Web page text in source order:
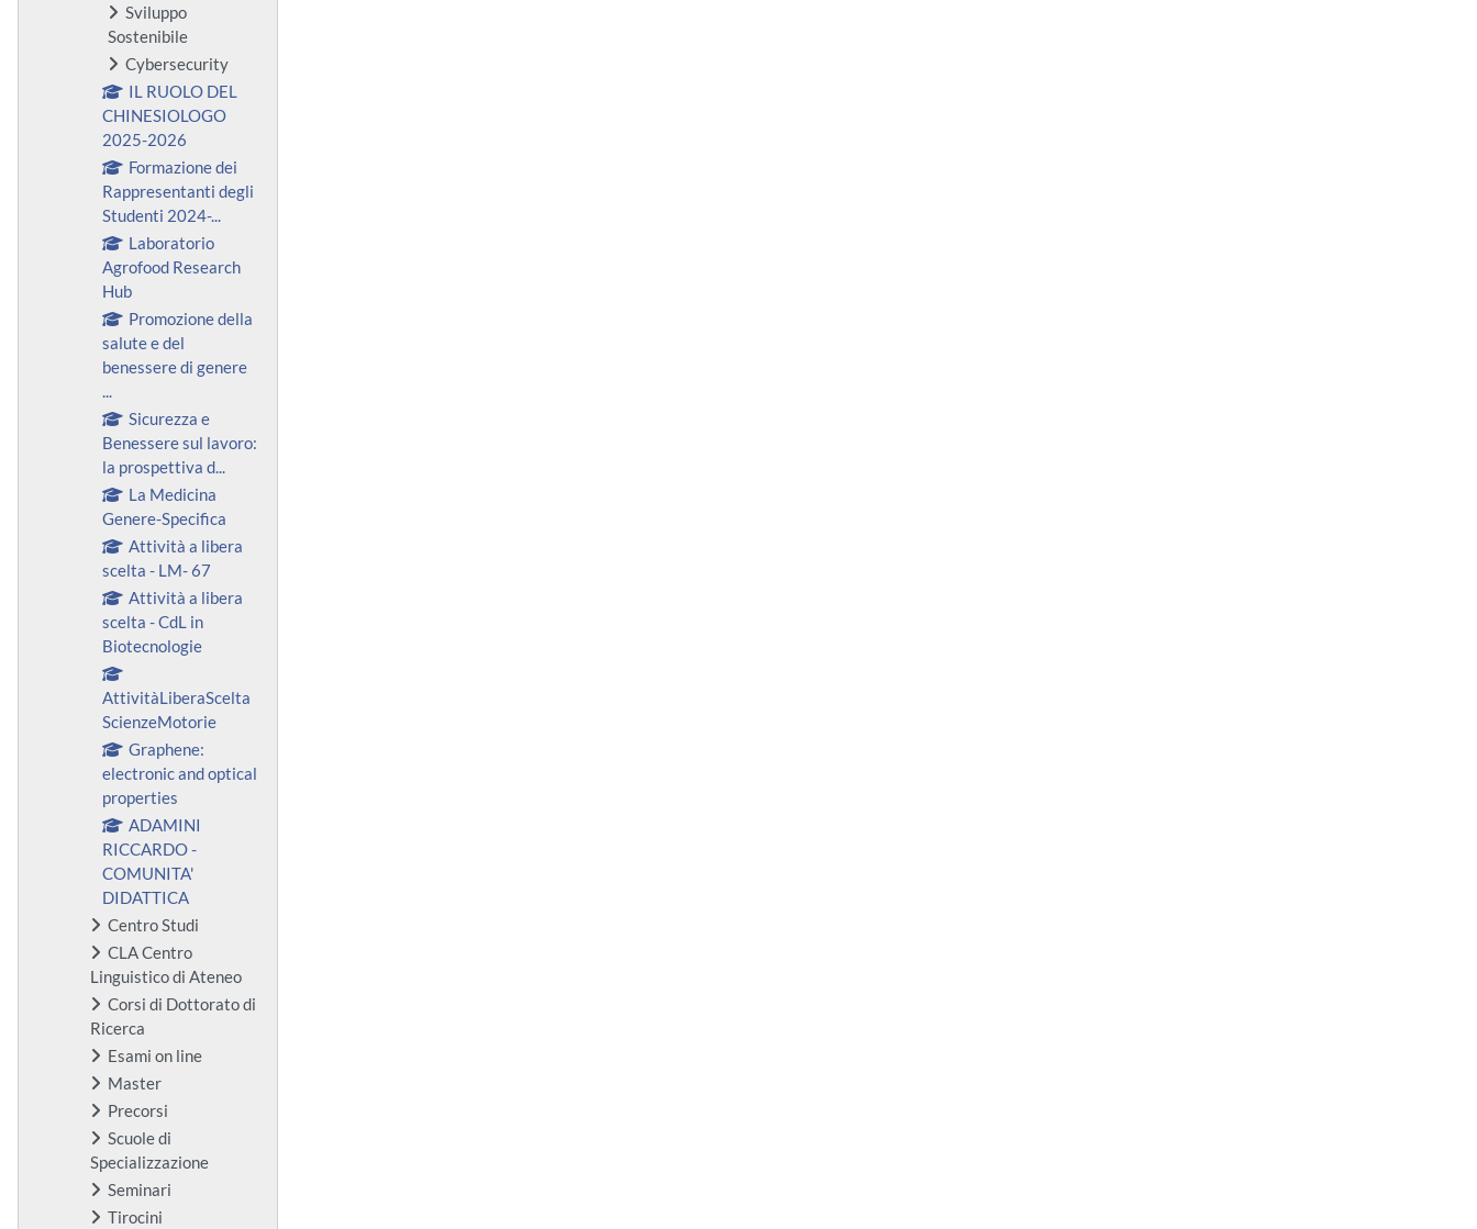
Sviluppo
Sostenibile
Cybersecurity
IL RUOLO DEL
CHINESIOLOGO
2025-2026
Formazione dei
Rappresentanti degli
Studenti 2024-...
Laboratorio
Agrofood Research
Hub
Promozione della
salute e del
benessere di genere
Sicurezza e
Benessere sul lavoro:
la prospettiva d...
La Medicina
Genere-Specifica
Attività a libera
scelta - LM- 67
Attività a libera
scelta - CdL in
Biotecnologie
AttivitàLiberaScelta
ScienzeMotorie
Graphene:
electronic and optical
properties
ADAMINI
RICCARDO -
COMUNITA'
DIDATTICA
Centro Studi
CLA Centro
Linguistico di Ateneo
Corsi di Dottorato di
Ricerca
Esami on line
Master
Precorsi
Scuole di
Specializzazione
Seminari
Tirocini